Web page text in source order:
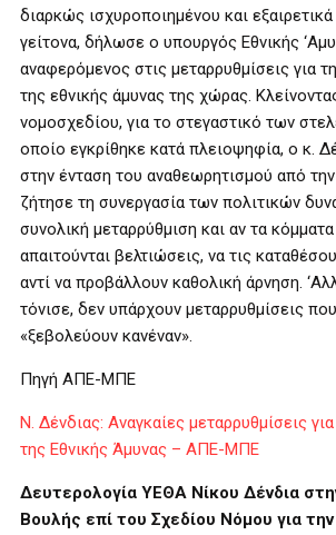
διαρκώς ισχυροποιημένου και εξαιρετικά
γείτονα, δήλωσε ο υπουργός Εθνικής
αναφερόμενος στις μεταρρυθμίσεις για
της εθνικής άμυνας της χώρας.
νομοσχεδίου, για το στεγαστικό των
οποίο εγκρίθηκε κατά πλειοψηφία, ο κ.
στην ένταση του αναθεωρητισμού από την
ζήτησε τη συνεργασία των πολιτικών
συνολική μεταρρύθμιση και αν τα
απαιτούνται βελτιώσεις, να τις
αντί να προβάλλουν καθολική άρνηση.
τόνισε, δεν υπάρχουν μεταρρυθμίσεις
«ξεβολεύουν κανέναν».
Πηγή ΑΠΕ-ΜΠΕ
Ν. Δένδιας: Αναγκαίες μεταρρυθμίσεις
της Εθνικής Άμυνας – ΑΠΕ-ΜΠΕ
Δευτερολογία ΥΕΘΑ Νίκου Δένδια
Βουλής επί του Σχεδίου Νόμου για